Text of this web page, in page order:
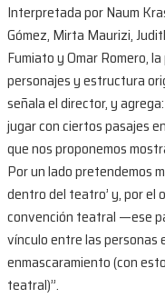
Interpretada por Naum
Gómez, Mirta Maurizi,
Fumiato y Omar Romero,
personajes y estructura
señala el director, y
jugar con ciertos pasajes
que nos proponemos
Por un lado pretendemos
dentro del teatro’ y, por el
convención teatral —ese
vínculo entre las
enmascaramiento (con
teatral)”.